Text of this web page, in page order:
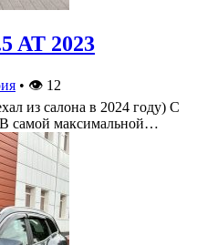
AT 2023
• 👁 12
из салона в 2024 году) С
В самой максимальной…